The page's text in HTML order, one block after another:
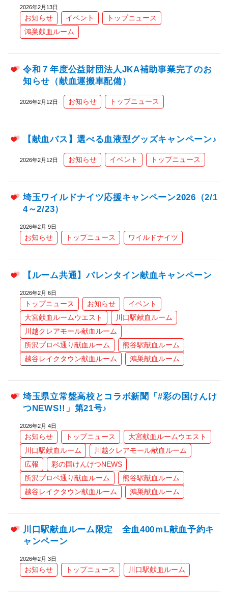
2026年2月13日
お知らせ イベント
トップニュース
鴻巣献血ルーム
令和７年度公益財団法人JKA補助事業完了のお
知らせ（献血運搬車配備）
2026年2月12日 お知らせ トップニュース
【献血バス】選べる血液型グッズキャンペーン♪
2026年2月12日 お知らせ イベント トップニュース
埼玉ワイルドナイツ応援キャンペーン2026（2/1
4～2/23）
2026年2月 9日
お知らせ トップニュース ワイルドナイツ
【ルーム共通】バレンタイン献血キャンペーン
2026年2月 6日
トップニュース お知らせ
イベント
大宮献血ルームウエスト
川口駅献血ルーム
川越クレアモール献血ルーム
所沢プロペ通り献血ルーム
熊谷駅献血ルーム
越谷レイクタウン献血ルーム
鴻巣献血ルーム
埼玉県立常盤高校とコラボ新聞「#彩の国けんけ
つNEWS!!」第21号♪
2026年2月 4日
お知らせ トップニュース
大宮献血ルームウエスト
川口駅献血ルーム
川越クレアモール献血ルーム
広報
彩の国けんけつNEWS
所沢プロペ通り献血ルーム
熊谷駅献血ルーム
越谷レイクタウン献血ルーム
鴻巣献血ルーム
川口駅献血ルーム限定 全血400ｍL献血予約キ
ャンペーン
2026年2月 3日
お知らせ トップニュース 川口駅献血ルーム